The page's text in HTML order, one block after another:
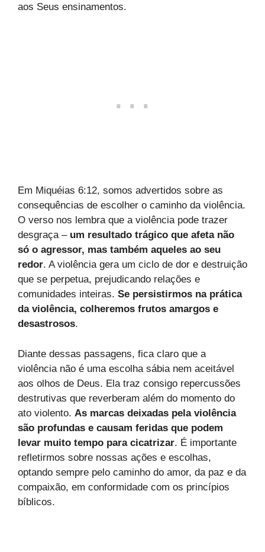
aos Seus ensinamentos.
Em Miquéias 6:12, somos advertidos sobre as
consequências de escolher o caminho da violência.
O verso nos lembra que a violência pode trazer
desgraça – um resultado trágico que afeta não
só o agressor, mas também aqueles ao seu
redor. A violência gera um ciclo de dor e destruição
que se perpetua, prejudicando relações e
comunidades inteiras. Se persistirmos na prática
da violência, colheremos frutos amargos e
desastrosos.
Diante dessas passagens, fica claro que a
violência não é uma escolha sábia nem aceitável
aos olhos de Deus. Ela traz consigo repercussões
destrutivas que reverberam além do momento do
ato violento. As marcas deixadas pela violência
são profundas e causam feridas que podem
levar muito tempo para cicatrizar. É importante
refletirmos sobre nossas ações e escolhas,
optando sempre pelo caminho do amor, da paz e da
compaixão, em conformidade com os princípios
bíblicos.